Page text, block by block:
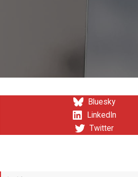
Bluesky
LinkedIn
Twitter